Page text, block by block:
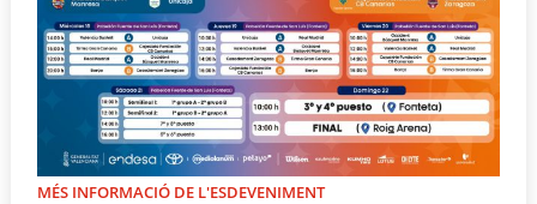
MÉS INFORMACIÓ DE L'ESDEVENIMENT